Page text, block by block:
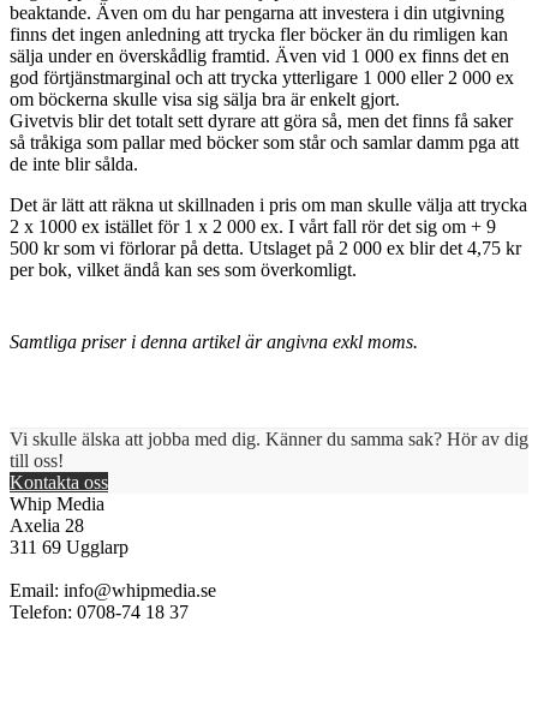
beaktande. Även om du har pengarna att investera i din utgivning
finns det ingen anledning att trycka fler böcker än du rimligen kan
sälja under en överskådlig framtid. Även vid 1 000 ex finns det en
god förtjänstmarginal och att trycka ytterligare 1 000 eller 2 000 ex
om böckerna skulle visa sig sälja bra är enkelt gjort.
Givetvis blir det totalt sett dyrare att göra så, men det finns få saker
så tråkiga som pallar med böcker som står och samlar damm pga att
de inte blir sålda.
Det är lätt att räkna ut skillnaden i pris om man skulle välja att trycka
2 x 1000 ex istället för 1 x 2 000 ex. I vårt fall rör det sig om + 9
500 kr som vi förlorar på detta. Utslaget på 2 000 ex blir det 4,75 kr
per bok, vilket ändå kan ses som överkomligt.
Samtliga priser i denna artikel är angivna exkl moms.
Vi skulle älska att jobba med dig. Känner du samma sak? Hör av dig
till oss!
Kontakta oss
Whip Media
Axelia 28
311 69 Ugglarp
Email: info@whipmedia.se
Telefon: 0708-74 18 37